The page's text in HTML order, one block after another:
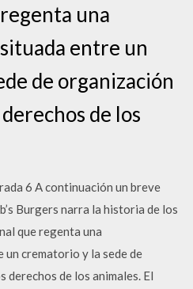
una
entre un
de organización
de los
6 A continuación un breve
Burgers narra la historia de los
que regenta una
crematorio y la sede de
derechos de los animales. El